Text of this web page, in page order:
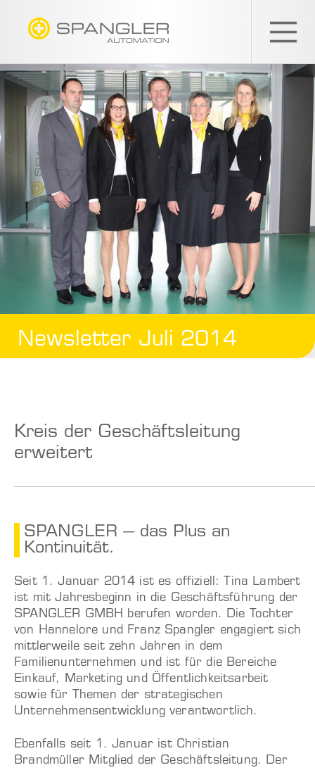
Newsletter Juli 2014
Kreis der Geschäftsleitung
erweitert
SPANGLER – das Plus an
Kontinuität.
Seit 1. Januar 2014 ist es offiziell: Tina Lambert
ist mit Jahresbeginn in die Geschäftsführung der
SPANGLER GMBH berufen worden. Die Tochter
von Hannelore und Franz Spangler engagiert sich
mittlerweile seit zehn Jahren in dem
Familienunternehmen und ist für die Bereiche
Einkauf, Marketing und Öffentlichkeitsarbeit
sowie für Themen der strategischen
Unternehmensentwicklung verantwortlich.
Ebenfalls seit 1. Januar ist Christian
Brandmüller Mitglied der Geschäftsleitung. Der